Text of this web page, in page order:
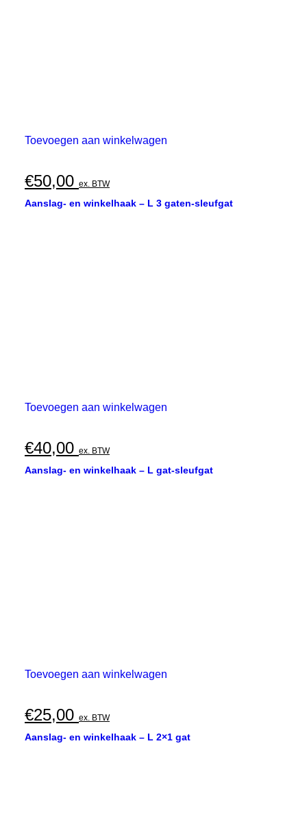
Toevoegen aan winkelwagen
€50,00 ex. BTW
Aanslag- en winkelhaak – L 3 gaten-sleufgat
Toevoegen aan winkelwagen
€40,00 ex. BTW
Aanslag- en winkelhaak – L gat-sleufgat
Toevoegen aan winkelwagen
€25,00 ex. BTW
Aanslag- en winkelhaak – L 2×1 gat